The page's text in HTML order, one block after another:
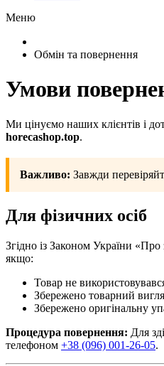
Меню
Обмін та повернення
Умови
Ми цінуємо наших клієнтів і
horecashop.top.
Важливо: Завжди
Для фізичних осіб
Згідно із Законом України
якщо:
Товар не
Збережено товарний
Збережено оригінальну
Процедура повернення: Для
телефоном +38 (096) 001-26-05.